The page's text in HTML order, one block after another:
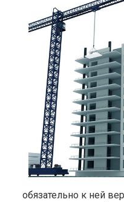
обязательно к ней